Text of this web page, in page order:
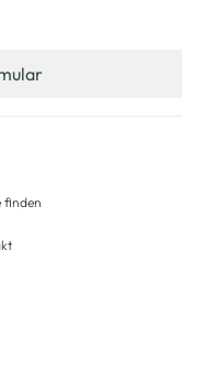
finden